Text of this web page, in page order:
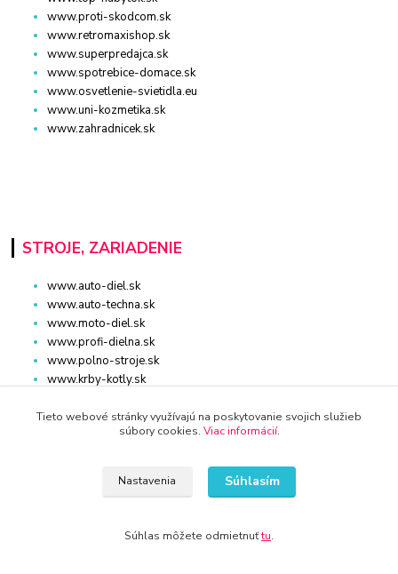
www.proti-skodcom.sk
www.retromaxishop.sk
www.superpredajca.sk
www.spotrebice-domace.sk
www.osvetlenie-svietidla.eu
www.uni-kozmetika.sk
www.zahradnicek.sk
STROJE, ZARIADENIE
www.auto-diel.sk
www.auto-techna.sk
www.moto-diel.sk
www.profi-dielna.sk
www.polno-stroje.sk
www.krby-kotly.sk
www.maxiobchod-naradie.sk
www.moto-prislusenstvo.sk
www.nahradnediely.online
www.zariadenie-firmy.sk
Tieto webové stránky využívajú na poskytovanie svojich služieb
súbory cookies. Viac informácií.
Nastavenia Súhlasím
Súhlas môžete odmietnuťtu.